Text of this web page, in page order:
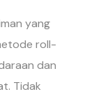
yang
roll-
dan
Tidak